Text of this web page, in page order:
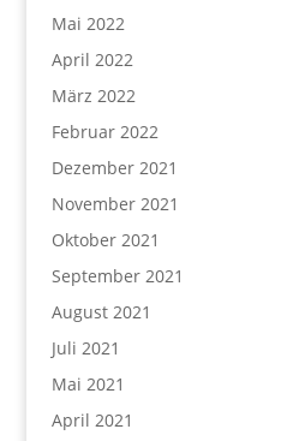
Mai 2022
April 2022
März 2022
Februar 2022
Dezember 2021
November 2021
Oktober 2021
September 2021
August 2021
Juli 2021
Mai 2021
April 2021